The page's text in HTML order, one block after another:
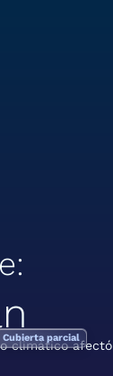
Cubierta parcial
climático afectó